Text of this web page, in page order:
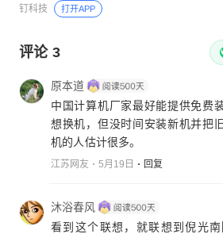
钉科技 打开APP
评论 3
原本道
中国计算机厂家最好能提供免费
想换机，但没时间安装新机并把
机的人估计很多。
江苏网友 5月19日 回复
沐浴春风
看到这个联想，就联想到倪光